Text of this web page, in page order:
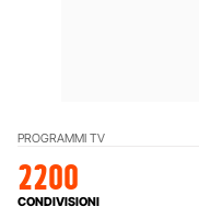
PROGRAMMI TV
2200
CONDIVISIONI